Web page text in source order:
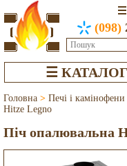
(098)
☰ КАТАЛОГ
Головна > Печі і камінофени
Hitze Legno
Піч опалювальна